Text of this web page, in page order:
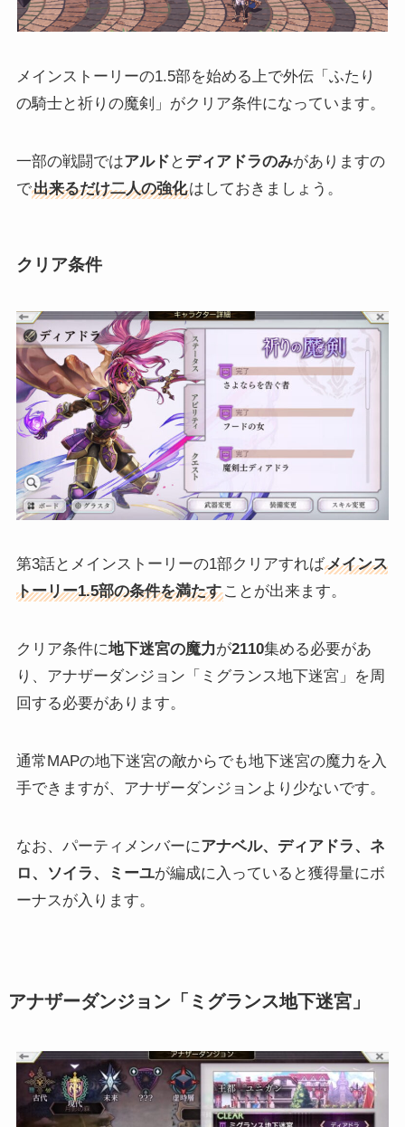
メインストーリーの1.5部を始める上で外伝「ふたり
の騎士と祈りの魔剣」がクリア条件になっています。
一部の戦闘ではアルド と ディアドラのみがありますの
で出来るだけ二人の強化はしておきましょう。
クリア条件
第3話とメインストーリーの1部クリアすればメインス
トーリー1.5部の条件を満たすことが出来ます。
クリア条件に地下迷宮の魔力が2110集める必要があ
り、アナザーダンジョン「ミグランス地下迷宮」を周
回する必要があります。
通常MAPの地下迷宮の敵からでも地下迷宮の魔力を入
手できますが、アナザーダンジョンより少ないです。
なお、パーティメンバーにアナベル、ディアドラ、ネ
ロ、ソイラ、ミーユが編成に入っていると獲得量にボ
ーナスが入ります。
アナザーダンジョン「ミグランス地下迷宮」